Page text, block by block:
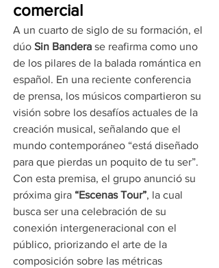
comercial
A un cuarto de siglo de su formación, el
dúo Sin Bandera se reafirma como uno
de los pilares de la balada romántica en
español. En una reciente conferencia
de prensa, los músicos compartieron su
visión sobre los desafíos actuales de la
creación musical, señalando que el
mundo contemporáneo “está diseñado
para que pierdas un poquito de tu ser”.
Con esta premisa, el grupo anunció su
próxima gira “Escenas Tour”, la cual
busca ser una celebración de su
conexión intergeneracional con el
público, priorizando el arte de la
composición sobre las métricas